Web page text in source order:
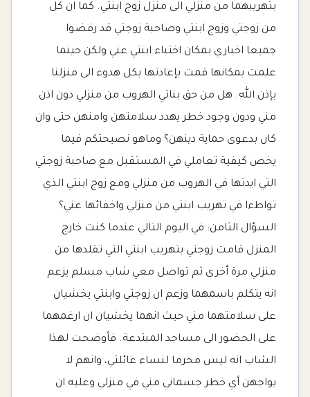
بتهريبهما من منزلي الى منزل زوج ابنتي. كما ان كل
من زوجتي وزوج ابنتي وصاحبة زوجتي قد رفضوا
جميعا اخباري بمكان اختباء ابنتي عني ولكن حينما
علمت بمكانها قمت بإعادتها بكل هدوء الى منزلنا
بإذن الله. هل من حق بناتي الهروب من منزلي دون اذن
مني ودون وجود خطر يهدد سلامتهن وامنهن حتى وان
كان بدعوى حماية دينهن؟ وماهو نصيحتكم فيما
يخص كيفية تعاملي في المستقبل مع صاحبة زوجتي
التي ايدتها في الهروب من منزلي ومع زوج ابنتي الذي
تواطءا في تهريب ابنتي من منزلي واخفائها عني؟
السؤال الثامن: في اليوم التالي عندما كنت خارج
المنزل قامت زوجتي بتهريب ابنتي التي تقلدها من
منزلي مرة أخرى ثم تواصل معي شاب مسلم يزعم
انه يتكلم باسمهما وزعم ان زوجتي وابنتي يخشيان
على سلامتهما مني حيث انهما يخشيان ان ارغمهما
على الحضور الى مساجد المبتدعة. فأوضحت لهذا
الشاب انه ليس محرما لنساء عائلتي، وانهم لا
يواجهن أي خطر جسماني مني في منزلي وعليه ان